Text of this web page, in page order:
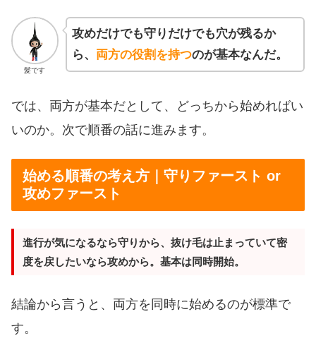
髪です
攻めだけでも守りだけでも穴が残るか
ら、 両方の役割を持つのが基本なんだ。
では、両方が基本だとして、どっちから始めればい
いのか。次で順番の話に進みます。
始める順番の考え方｜守りファースト or
攻めファースト
進行が気になるなら守りから、抜け毛は止まっていて密
度を戻したいなら攻めから。基本は同時開始。
結論から言うと、両方を同時に始めるのが標準で
す。